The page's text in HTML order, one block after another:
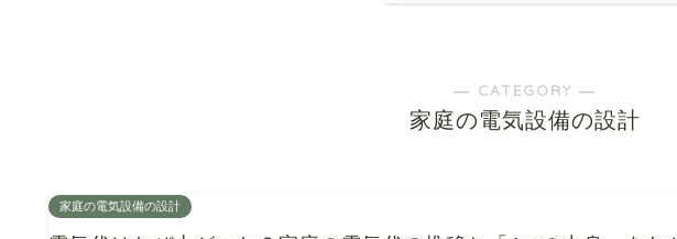
― CATEGORY ―
家庭の電気設備の設計
家庭の電気設備の設計